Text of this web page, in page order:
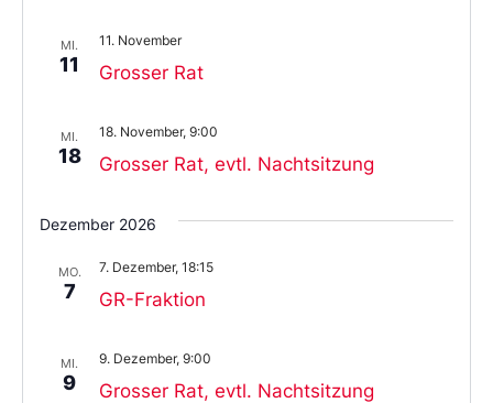
MI.
11 Grosser Rat
11. November
MI.
18 Grosser Rat, evtl. Nachtsitzung
18. November, 9:00
Dezember 2026
MO.
7 GR-Fraktion
7. Dezember, 18:15
MI.
9 Grosser Rat, evtl. Nachtsitzung
9. Dezember, 9:00